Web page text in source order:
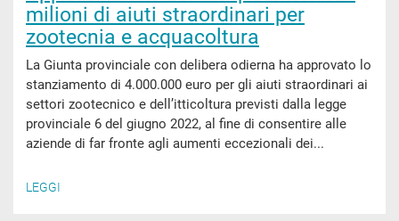
milioni di aiuti straordinari per
zootecnia e acquacoltura
La Giunta provinciale con delibera odierna ha approvato lo
stanziamento di 4.000.000 euro per gli aiuti straordinari ai
settori zootecnico e dell’itticoltura previsti dalla legge
provinciale 6 del giugno 2022, al fine di consentire alle
aziende di far fronte agli aumenti eccezionali dei...
LEGGI